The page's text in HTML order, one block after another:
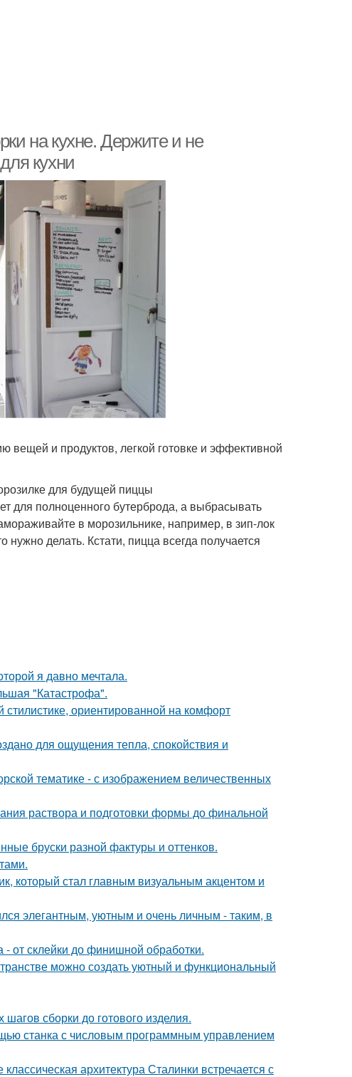
на кухне. Держите и не
кухни
вещей и продуктов, легкой готовке и эффективной
для будущей пиццы
для полноценного бутерброда, а выбрасывать
в морозильнике, например, в зип-лок
нужно делать. Кстати, пицца всегда получается
я давно мечтала.
"Катастрофа".
ориентированной на комфорт
для ощущения тепла, спокойствия и
тематике - с изображением величественных
раствора и подготовки формы до финальной
бруски разной фактуры и оттенков.
который стал главным визуальным акцентом и
элегантным, уютным и очень личным - таким, в
- от склейки до финишной обработки.
можно создать уютный и функциональный
сборки до готового изделия.
станка с числовым программным управлением
архитектура Сталинки встречается с